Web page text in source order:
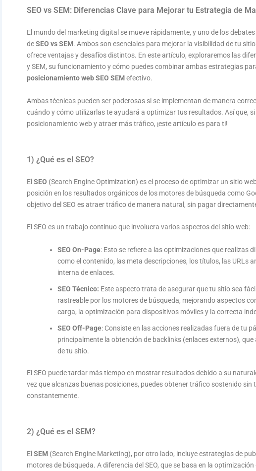
SEO vs SEM: Diferencias Clave para Mejorar tu Estrategia de
El mundo del marketing digital se mueve rápidamente, y uno de los
deSEO vs SEM. Ambos son esenciales para mejorar la visibilidad de tu
ofrece ventajas y desafíos distintos. En este artículo, exploraremos las
y SEM, su funcionamiento y cómo puedes combinar ambas estrategias
posicionamiento web SEO SEMefectivo.
Ambas técnicas pueden ser poderosas si se implementan de manera
cuándo y cómo utilizarlas te ayudará a optimizar tus resultados. Así que,
posicionamiento web y atraer más tráfico, ¡este artículo es para ti!
1) ¿Qué es el SEO?
El SEO (Search Engine Optimization) es el proceso de optimizar un sitio
posición en los resultados orgánicos de los motores de búsqueda como
objetivo del SEO es atraer tráfico de manera natural, sin pagar
El SEO es un trabajo continuo que involucra varios aspectos del sitio web:
SEO On-Page: Esto se refiere a las optimizaciones que realizas
como el contenido, las meta descripciones, los títulos, las URLs
interna de enlaces.
SEO Técnico: Este aspecto trata de asegurar que tu sitio sea
rastreable por los motores de búsqueda, mejorando aspectos
carga, la optimización para dispositivos móviles y la correcta
SEO Off-Page: Consiste en las acciones realizadas fuera de tu
principalmente la obtención de backlinks (enlaces externos),
de tu sitio.
El SEO puede tardar más tiempo en mostrar resultados debido a su
vez que alcanzas buenas posiciones, puedes obtener tráfico sostenido sin
constantemente.
2) ¿Qué es el SEM?
El SEM (Search Engine Marketing), por otro lado, incluye estrategias de
motores de búsqueda. A diferencia del SEO, que se basa en la optimización